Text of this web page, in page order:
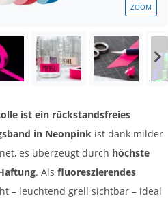
ZOOM
ist ein rückstandsfreies
in Neonpink ist dank milder
es überzeugt durch höchste
. Als fluoreszierendes
– leuchtend grell sichtbar – ideal